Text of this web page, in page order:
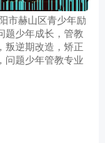
市赫山区青少年励
题少年成长，管教
叛逆期改造，矫正
问题少年管教专业